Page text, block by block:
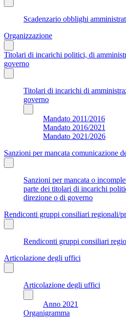
Scadenzario obblighi
Organizzazione
Titolari di incarichi politici, di
governo
Titolari di incarichi di
governo
Mandato 2011/2016
Mandato 2016/2021
Mandato 2021/2026
Sanzioni per mancata comunicazione
Sanzioni per mancata o
parte dei titolari di incarichi
direzione o di governo
Rendiconti gruppi consiliari regionali/
Rendiconti gruppi consiliari
Articolazione degli uffici
Articolazione degli uffici
Anno 2021
Organigramma